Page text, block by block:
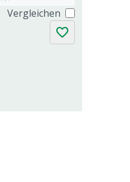
Vergleichen